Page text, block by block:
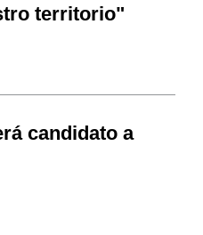
territorio"
candidato a